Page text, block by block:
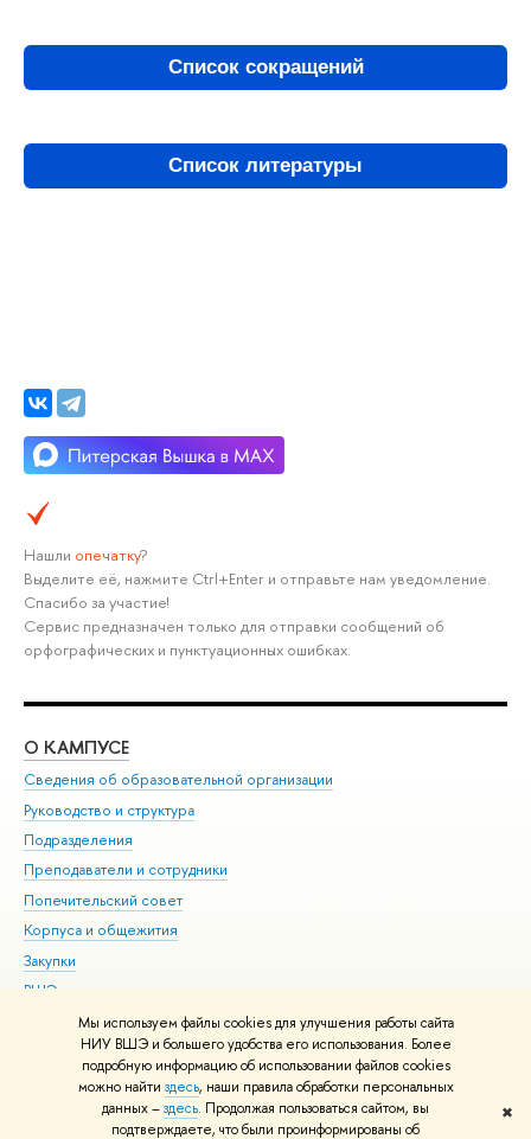
Мы используем файлы cookies для улучшения работы сайта
НИУ ВШЭ и большего удобства его использования. Более
подробную информацию об использовании файлов cookies
можно найти здесь, наши правила обработки персональных
данных –здесь. Продолжая пользоваться сайтом, вы
подтверждаете, что были проинформированы об
✖
Список сокращений
Список литературы
Нашли опечатку?
Выделите её, нажмите Ctrl+Enter и отправьте нам уведомление.
Спасибо за участие!
Сервис предназначен только для отправки сообщений об
орфографических и пунктуационных ошибках.
О КАМПУСЕ
Сведения об образовательной организации
Руководство и структура
Подразделения
Преподаватели и сотрудники
Попечительский совет
Корпуса и общежития
Закупки
ВШЭ для студентов с ограниченными возможностями
здоровья и инвалидностью
Версия для слабовидящих
Единая платежная страница